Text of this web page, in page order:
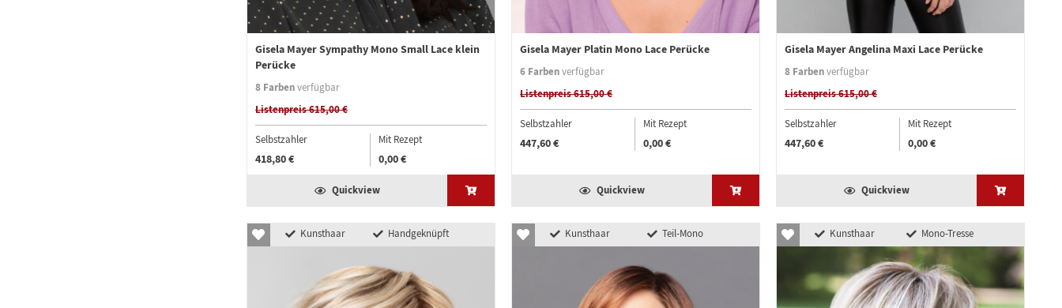
Gisela Mayer Sympathy Mono Small Lace klein
Perücke
8 Farbenverfügbar
Listenpreis 615,00 €
Selbstzahler
418,80 €
Mit Rezept
0,00 €
Quickview
Gisela Mayer Platin Mono Lace Perücke
6 Farbenverfügbar
Listenpreis 615,00 €
Selbstzahler
447,60 €
Mit Rezept
0,00 €
Quickview
Gisela Mayer Angelina Maxi Lace Perücke
8 Farbenverfügbar
Listenpreis 615,00 €
Selbstzahler
447,60 €
Mit Rezept
0,00 €
Quickview
Kunsthaar Handgeknüpft Kunsthaar Teil-Mono Kunsthaar Mono-Tresse